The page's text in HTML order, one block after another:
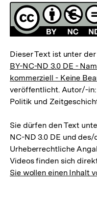
Lizenz
Dieser Text ist unter
BY-NC-ND 3.0 DE -
kommerziell - Keine
veröffentlicht. Autor/-
Politik und
Sie dürfen den Text
NC-ND 3.0 DE und
Urheberrechtliche
Videos finden sich
Sie wollen einen Inhalt